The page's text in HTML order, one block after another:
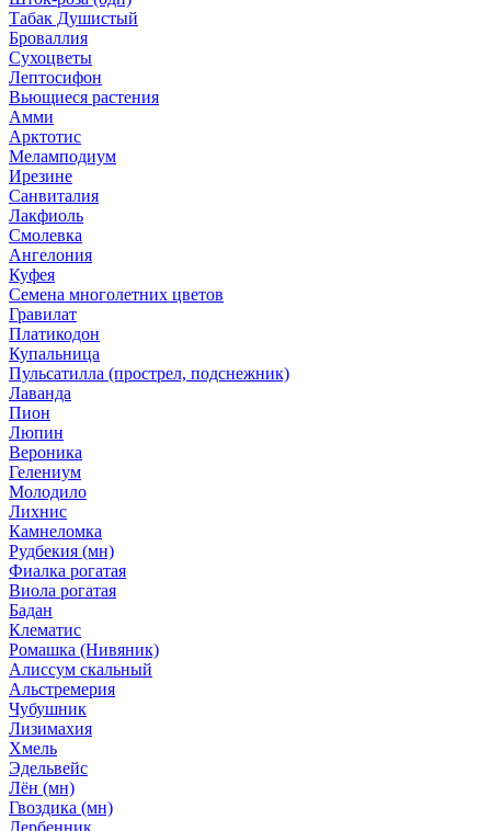
Табак Душистый
Броваллия
Сухоцветы
Лептосифон
Вьющиеся растения
Амми
Арктотис
Меламподиум
Ирезине
Санвиталия
Лакфиоль
Смолевка
Ангелония
Куфея
Семена многолетних цветов
Гравилат
Платикодон
Купальница
Пульсатилла (прострел, подснежник)
Лаванда
Пион
Люпин
Вероника
Гелениум
Молодило
Лихнис
Камнеломка
Рудбекия (мн)
Фиалка рогатая
Виола рогатая
Бадан
Клематис
Ромашка (Нивяник)
Алиссум скальный
Альстремерия
Чубушник
Лизимахия
Хмель
Эдельвейс
Лён (мн)
Гвоздика (мн)
Дербенник